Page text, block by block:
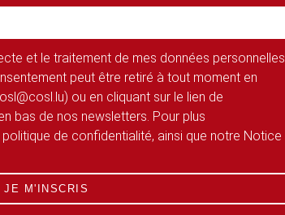
et le traitement de mes données personnelles
peut être retiré à tout moment en
ou en cliquant sur le lien de
bas de nos newsletters. Pour plus
de confidentialité, ainsi que notre Notice
JE M'INSCRIS